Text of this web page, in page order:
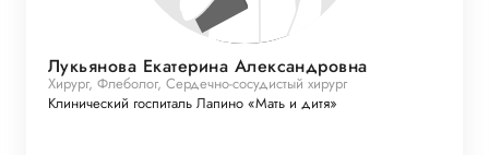
Лукьянова Екатерина Александровна
Хирург, Флеболог, Сердечно-сосудистый хирург
Клинический госпиталь Лапино «Мать и дитя»